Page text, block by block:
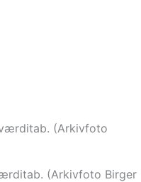
(Arkivfoto Birger